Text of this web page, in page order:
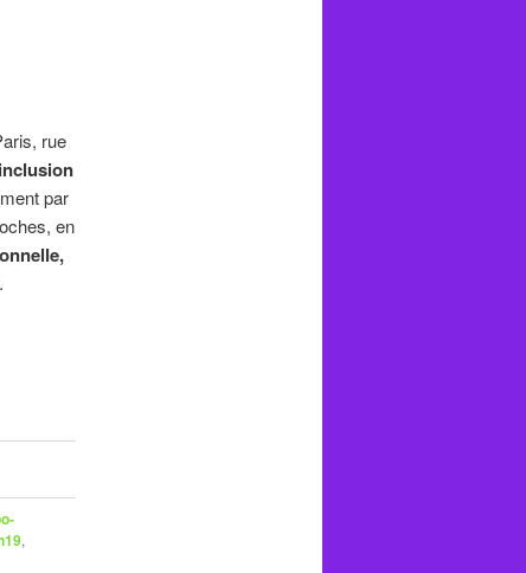
rue
par
en
,